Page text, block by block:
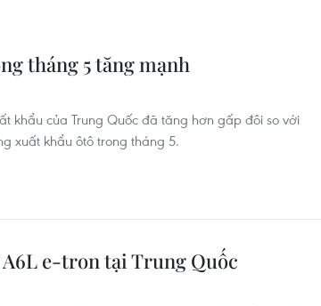
tháng 5 tăng mạnh
khẩu của Trung Quốc đã tăng hơn gấp đôi so với
xuất khẩu ôtô trong tháng 5.
e-tron tại Trung Quốc